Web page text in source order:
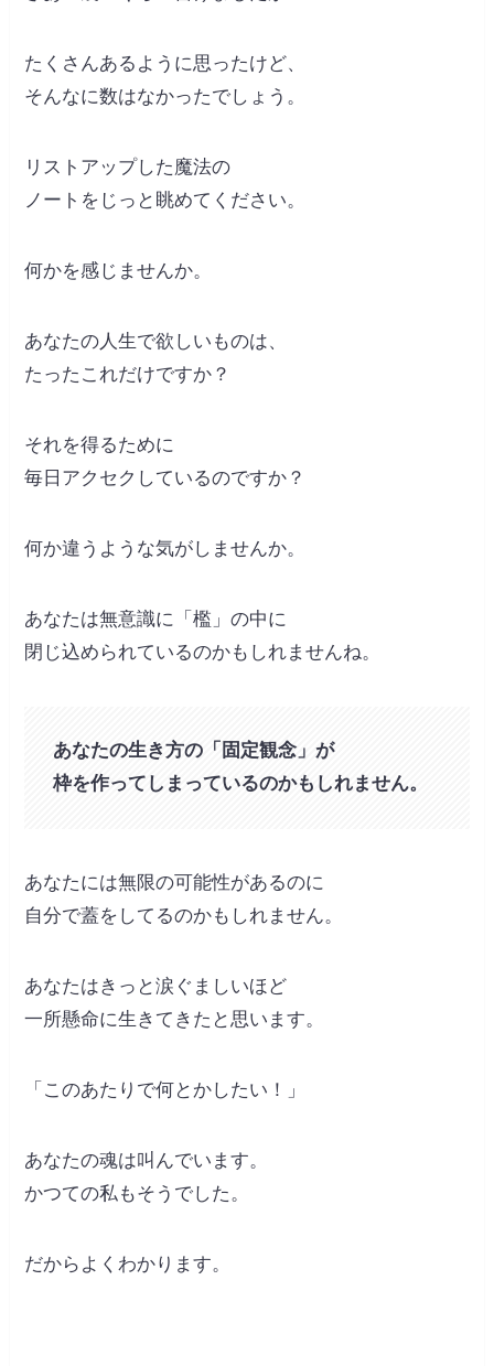
たくさんあるように思ったけど、
そんなに数はなかったでしょう。
リストアップした魔法の
ノートをじっと眺めてください。
何かを感じませんか。
あなたの人生で欲しいものは、
たったこれだけですか？
それを得るために
毎日アクセクしているのですか？
何か違うような気がしませんか。
あなたは無意識に「檻」の中に
閉じ込められているのかもしれませんね。
あなたの生き方の「固定観念」が
枠を作ってしまっているのかもしれません。
あなたには無限の可能性があるのに
自分で蓋をしてるのかもしれません。
あなたはきっと涙ぐましいほど
一所懸命に生きてきたと思います。
「このあたりで何とかしたい！」
あなたの魂は叫んでいます。
かつての私もそうでした。
だからよくわかります。